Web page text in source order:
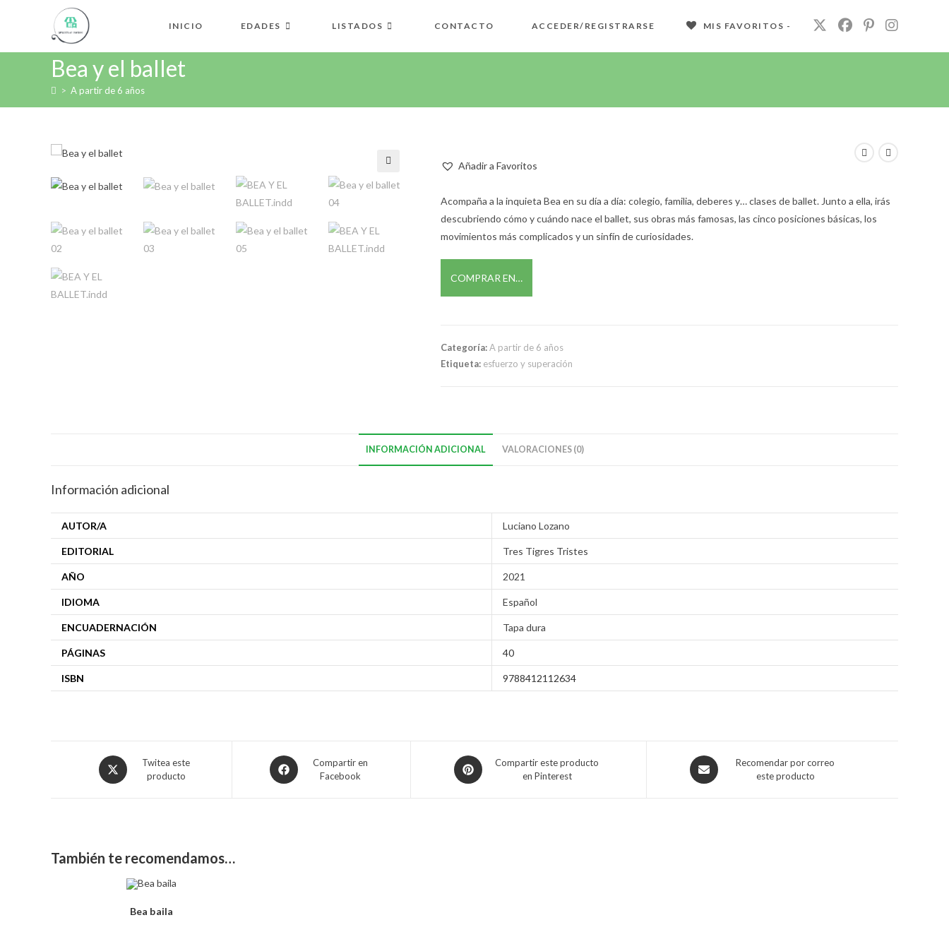
INICIO EDADES LISTADOS CONTACTO ACCEDER/REGISTRARSE MIS FAVORITOS -
Bea y el ballet
> A partir de 6 años
🔍
Añadir a Favoritos
Acompaña a la inquieta Bea en su día a día: colegio, familia, deberes y… clases de ballet. Junto a ella, irás
descubriendo cómo y cuándo nace el ballet, sus obras más famosas, las cinco posiciones básicas, los
movimientos más complicados y un sinfín de curiosidades.
COMPRAR EN…
Categoría:A partir de 6 años
Etiqueta: esfuerzo y superación
INFORMACIÓN ADICIONAL VALORACIONES (0)
Información adicional
AUTOR/A Luciano Lozano
EDITORIAL Tres Tigres Tristes
AÑO 2021
IDIOMA Español
ENCUADERNACIÓN Tapa dura
PÁGINAS 40
ISBN 9788412112634
Twitea este
producto
Compartir en
Facebook
Compartir este producto
en Pinterest
Recomendar por correo
este producto
También te recomendamos…
Bea baila